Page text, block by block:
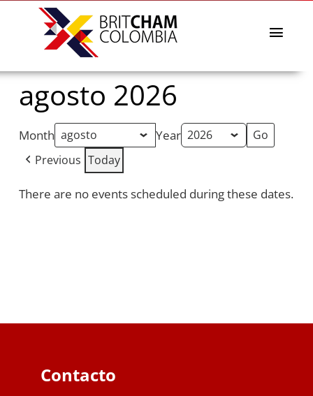
La Cámara
Directorio afiliados
Eventos & Noticias
BritCham Academy
Misiones comerciales
Premios Lazos a la Sostenibilidad
agosto 2026
Month Year
Previous Today
There are no events scheduled during these dates.
Contacto